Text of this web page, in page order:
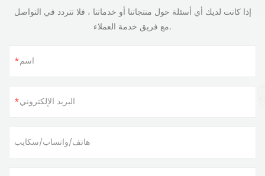
إذا كانت لديك أي أسئلة حول منتجاتنا أو خدماتنا ، فلا تتردد في التواصل
مع فريق خدمة العملاء.
اسم
البريد الإلكتروني
هاتف/واتساب/سكايب